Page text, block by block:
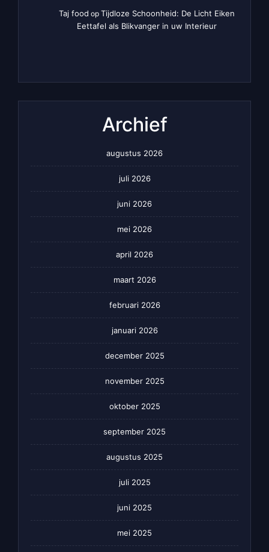
Taj food op Tijdloze Schoonheid: De Licht Eiken
Eettafel als Blikvanger in uw Interieur
Archief
augustus 2026
juli 2026
juni 2026
mei 2026
april 2026
maart 2026
februari 2026
januari 2026
december 2025
november 2025
oktober 2025
september 2025
augustus 2025
juli 2025
juni 2025
mei 2025